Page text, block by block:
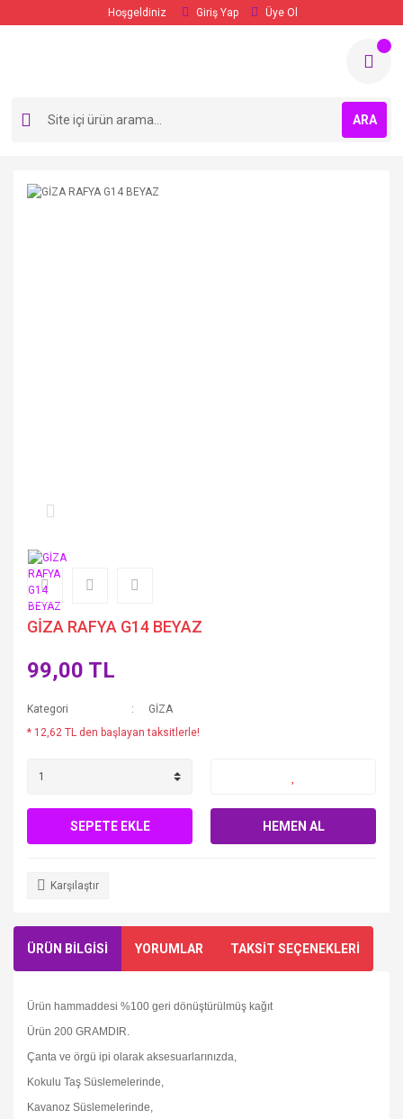
Hoşgeldiniz Giriş Yap Üye Ol
ARA
GİZA RAFYA G14 BEYAZ
99,00 TL
Kategori
GİZA
* 12,62 TL den başlayan taksitlerle!
SEPETE EKLE HEMEN AL
Karşılaştır
ÜRÜN BİLGİSİ YORUMLAR TAKSİT SEÇENEKLERİ
Ürün hammaddesi %100 geri dönüştürülmüş kağıt
Ürün 200 GRAMDIR.
Çanta ve örgü ipi olarak aksesuarlarınızda,
Kokulu Taş Süslemelerinde,
Kavanoz Süslemelerinde,